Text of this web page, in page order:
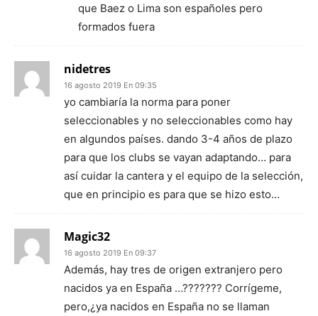
que Baez o Lima son españoles pero
formados fuera
nidetres
16 agosto 2019 En 09:35
yo cambiaría la norma para poner
seleccionables y no seleccionables como hay
en algundos países. dando 3-4 años de plazo
para que los clubs se vayan adaptando… para
así cuidar la cantera y el equipo de la selección,
que en principio es para que se hizo esto…
Magic32
16 agosto 2019 En 09:37
Además, hay tres de origen extranjero pero
nacidos ya en España …??????? Corrígeme,
pero,¿ya nacidos en España no se llaman